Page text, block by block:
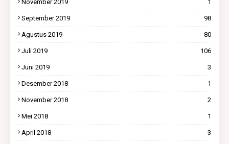
November 2019 1
September 2019 98
Agustus 2019 80
Juli 2019 106
Juni 2019 3
Desember 2018 1
November 2018 2
Mei 2018 1
April 2018 3